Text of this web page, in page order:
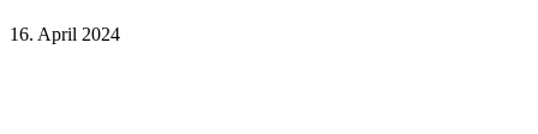
16. April 2024